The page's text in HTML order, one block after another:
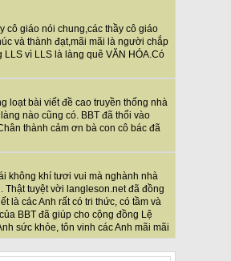
cô giáo nói chung,các thầy cô giáo
và thành đạt,mãi mãi là người chắp
vì LLS là làng quê VĂN HÓA.Có
loạt bài viết đề cao truyền thống nhà
nào cũng có. BBT đã thổi vào
thành cảm ơn bà con cô bác đã
không khí tươi vui mà nghành nhà
Thật tuyệt vời langleson.net đã đồng
là các Anh rất có tri thức, có tầm và
BBT đã giúp cho cộng đồng Lệ
sức khỏe, tôn vinh các Anh mãi mãi